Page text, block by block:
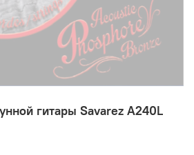
гитары Savarez A240L